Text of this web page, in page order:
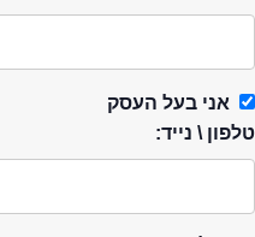
אני בעל העסק
טלפון \ נייד: